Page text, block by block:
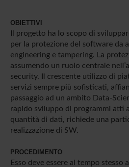
OBIETTIVI
Il progetto ha lo scopo di
per la protezione del software da
engineering e tampering. La
assumendo un ruolo centrale
security. Il crescente utilizzo di
servizi sempre più sofisticati,
passaggio ad un ambito Data-
rapido sviluppo di programmi atti
quantità di dati, richiede una
realizzazione di SW.
PROCEDIMENTO
Esso deve essere al tempo stesso